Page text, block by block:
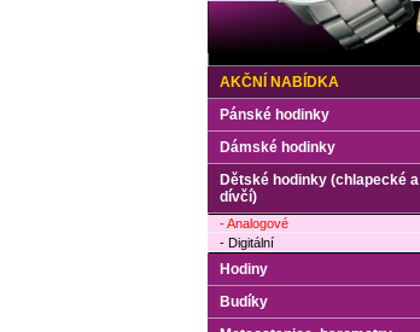
AKČNÍ NABÍDKA
Pánské hodinky
Dámské hodinky
Dětské hodinky (chlapecké a
dívčí)
- Analogové
- Digitální
Hodiny
Budíky